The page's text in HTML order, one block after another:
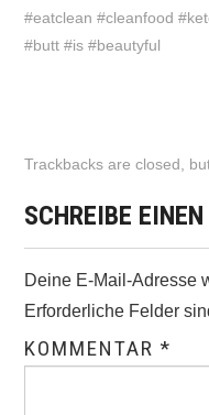
#eatclean #cleanfood
#butt #is #beautyful
Trackbacks are closed,
SCHREIBE
Deine E-Mail-Adresse
Erforderliche Felder
KOMMENTAR*